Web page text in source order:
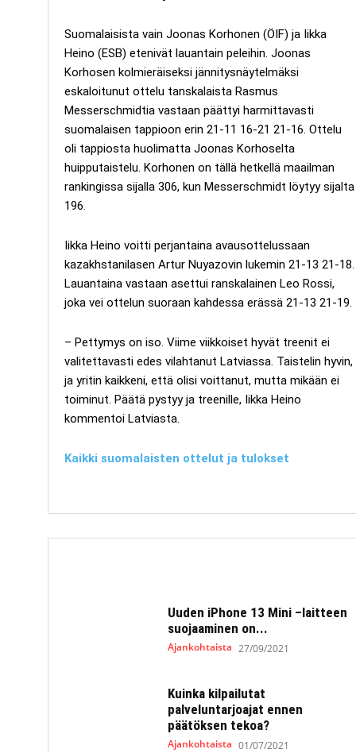
Suomalaisista vain Joonas Korhonen (ÖIF) ja Iikka
Heino (ESB) etenivät lauantain peleihin. Joonas
Korhosen kolmieräiseksi jännitysnäytelmäksi
eskaloitunut ottelu tanskalaista Rasmus
Messerschmidtia vastaan päättyi harmittavasti
suomalaisen tappioon erin 21-11 16-21 21-16. Ottelu
oli tappiosta huolimatta Joonas Korhoselta
huipputaistelu. Korhonen on tällä hetkellä maailman
rankingissa sijalla 306, kun Messerschmidt löytyy sijalta
196.
Iikka Heino voitti perjantaina avausottelussaan
kazakhstanilasen Artur Nuyazovin lukemin 21-13 21-18.
Lauantaina vastaan asettui ranskalainen Leo Rossi,
joka vei ottelun suoraan kahdessa erässä 21-13 21-19.
– Pettymys on iso. Viime viikkoiset hyvät treenit ei
valitettavasti edes vilahtanut Latviassa. Taistelin hyvin,
ja yritin kaikkeni, että olisi voittanut, mutta mikään ei
toiminut. Päätä pystyy ja treenille, Iikka Heino
kommentoi Latviasta.
Kaikki suomalaisten ottelut ja tulokset
Uuden iPhone 13 Mini –laitteen
suojaaminen on...
Ajankohtaista 27/09/2021
Kuinka kilpailutat
palveluntarjoajat ennen
päätöksen tekoa?
Ajankohtaista 01/07/2021